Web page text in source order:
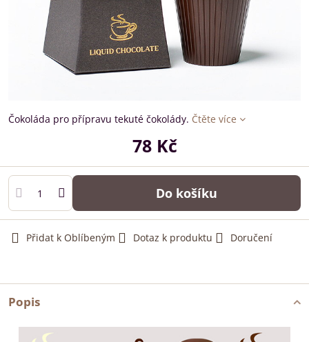
Čokoláda pro přípravu tekuté čokolády. Čtěte více
78 Kč
Do košíku
Přidat k Oblíbeným Dotaz k produktu Doručení
Popis